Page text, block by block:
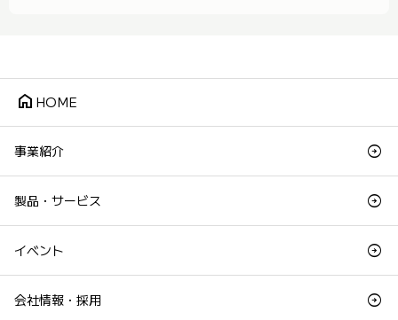
home HOME
事業紹介
製品・サービス
イベント
会社情報・採用